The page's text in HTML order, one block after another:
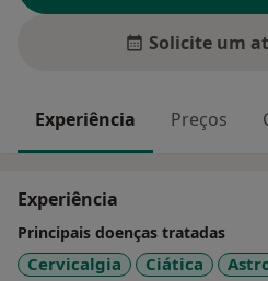
Solicite um
Experiência Preços
Experiência
Principais doenças tratadas
Cervicalgia Ciática